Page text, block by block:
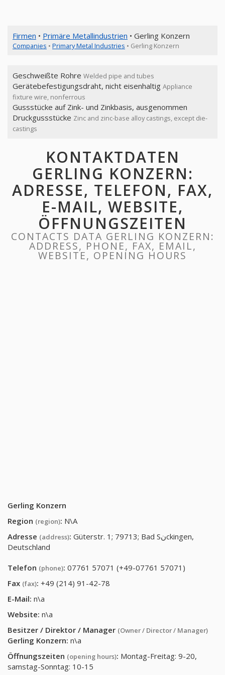
Firmen • Primäre Metallindustrien • Gerling Konzern
Companies • Primary Metal Industries • Gerling Konzern
Geschweißte Rohre Welded pipe and tubes
Gerätebefestigungsdraht, nicht eisenhaltig Appliance
fixture wire, nonferrous
Gussstücke auf Zink- und Zinkbasis, ausgenommen
Druckgussstücke Zinc and zinc-base alloy castings, except die-
castings
KONTAKTDATEN
GERLING KONZERN:
ADRESSE, TELEFON, FAX,
E-MAIL, WEBSITE,
ÖFFNUNGSZEITEN
CONTACTS DATA GERLING KONZERN:
ADDRESS, PHONE, FAX, EMAIL,
WEBSITE, OPENING HOURS
Gerling Konzern
Region (region): N\A
Adresse (address): Güterstr. 1; 79713; Bad Sنckingen,
Deutschland
Telefon (phone): 07761 57071 (+49-07761 57071)
Fax (fax): +49 (214) 91-42-78
E-Mail: n\a
Website: n\a
Besitzer / Direktor / Manager (Owner / Director / Manager)
Gerling Konzern: n\a
Öffnungszeiten (opening hours): Montag-Freitag: 9-20,
samstag-Sonntag: 10-15